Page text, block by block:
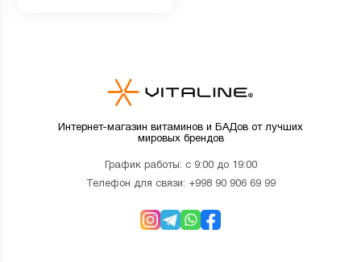
Интернет-магазин витаминов и БАДов от лучших
мировых брендов
График работы: с 9:00 до 19:00
Телефон для связи: +998 90 906 69 99